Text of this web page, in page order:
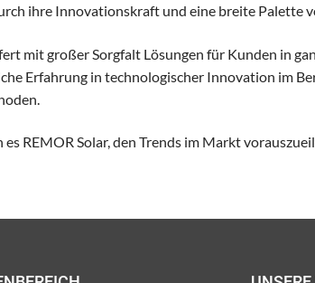
ihre Innovationskraft und eine breite
mit großer Sorgfalt Lösungen für Kunden in
Erfahrung in technologischer Innovation im
REMOR Solar, den Trends im Markt